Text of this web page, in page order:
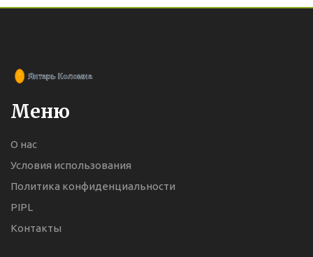
Меню
О нас
Условия использования
Политика конфиденциальности
PIPL
Контакты